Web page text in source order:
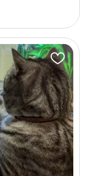
кварцуются.
что животные
стресса во
питомца